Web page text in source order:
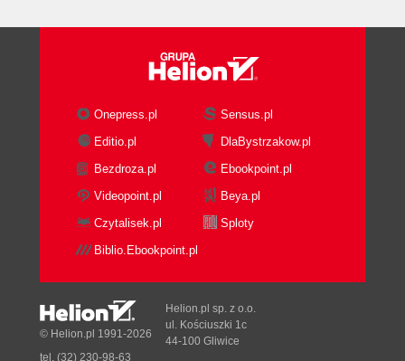
Onepress.pl
Sensus.pl
Editio.pl
DlaBystrzakow.pl
Bezdroza.pl
Ebookpoint.pl
Videopoint.pl
Beya.pl
Czytalisek.pl
Sploty
Biblio.Ebookpoint.pl
© Helion.pl 1991-2026
Helion.pl sp. z o.o.
ul. Kościuszki 1c
44-100 Gliwice
tel. (32) 230-98-63